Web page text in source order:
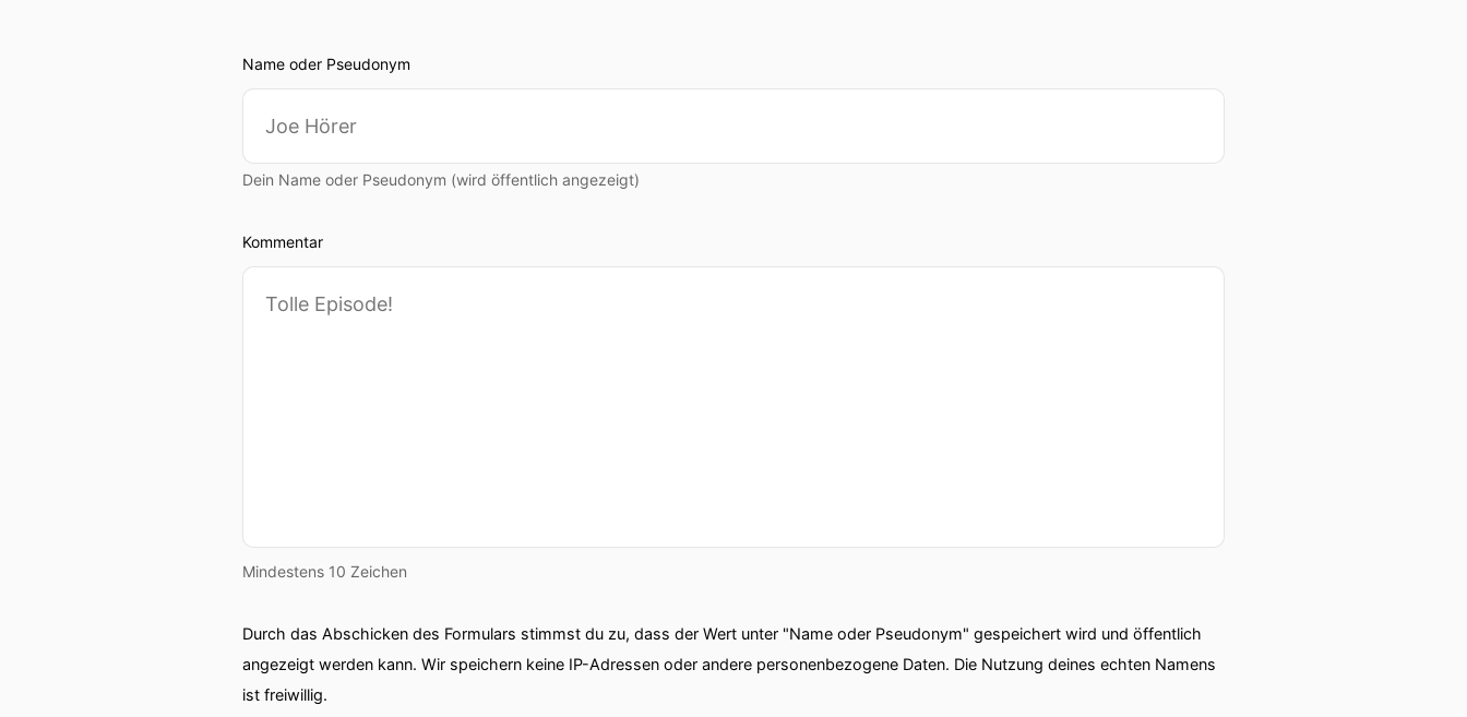
Name oder Pseudonym
Dein Name oder Pseudonym (wird öffentlich angezeigt)
Kommentar
Mindestens 10 Zeichen
Durch das Abschicken des Formulars stimmst du zu, dass der Wert unter "Name oder Pseudonym" gespeichert wird und öffentlich
angezeigt werden kann. Wir speichern keine IP-Adressen oder andere personenbezogene Daten. Die Nutzung deines echten Namens
ist freiwillig.